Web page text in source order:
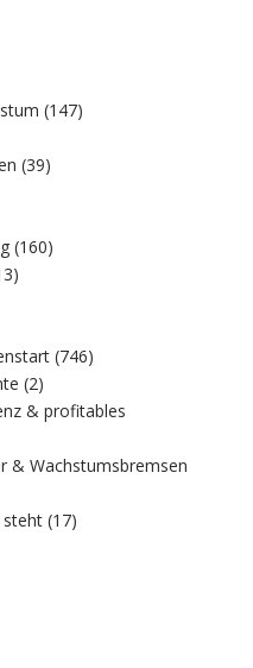
(147)
(39)
(160)
(746)
(2)
& profitables
& Wachstumsbremsen
steht (17)